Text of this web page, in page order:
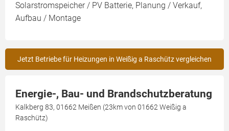
Solarstromspeicher / PV Batterie, Planung / Verkauf,
Aufbau / Montage
Jetzt Betriebe für Heizungen in Weißig a Raschütz vergleichen
Energie-, Bau- und Brandschutzberatung
Kalkberg 83, 01662 Meißen (23km von 01662 Weißig a
Raschütz)